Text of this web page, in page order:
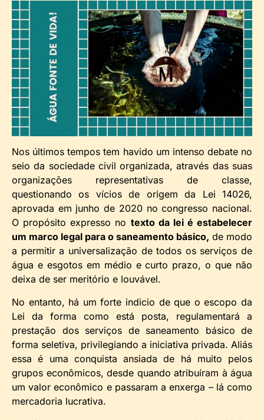
Nos últimos tempos tem havido um intenso debate no
seio da sociedade civil organizada, através das suas
organizações representativas de classe,
questionando os vícios de origem da Lei 14026,
aprovada em junho de 2020 no congresso nacional.
O propósito expresso no texto da lei é estabelecer
um marco legal para o saneamento básico, de modo
a permitir a universalização de todos os serviços de
água e esgotos em médio e curto prazo, o que não
deixa de ser meritório e louvável.
No entanto, há um forte indicio de que o escopo da
Lei da forma como está posta, regulamentará a
prestação dos serviços de saneamento básico de
forma seletiva, privilegiando a iniciativa privada. Aliás
essa é uma conquista ansiada de há muito pelos
grupos econômicos, desde quando atribuíram à água
um valor econômico e passaram a enxerga – lá como
mercadoria lucrativa.